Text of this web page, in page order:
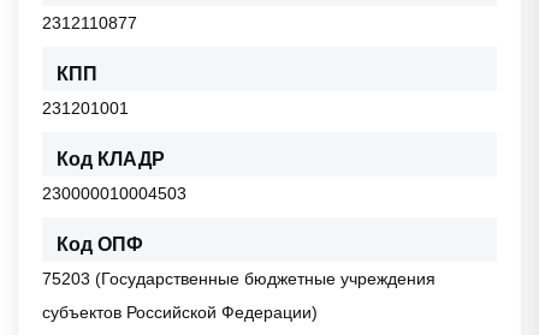
2312110877
КПП
231201001
Код КЛАДР
230000010004503
Код ОПФ
75203 (Государственные бюджетные учреждения
субъектов Российской Федерации)